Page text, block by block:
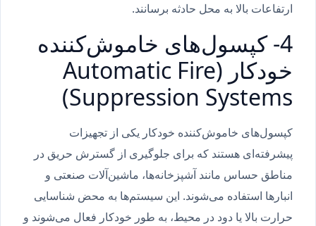
ارتفاعات بالا به محل حادثه برسانند.
4- کپسول‌های خاموش‌کننده
خودکار (Automatic Fire
Suppression Systems)
کپسول‌های خاموش‌کننده خودکار یکی از تجهیزات
پیشرفته‌ای هستند که برای جلوگیری از گسترش حریق در
مناطق حساس مانند آشپزخانه‌ها، ماشین‌آلات صنعتی و
انبارها استفاده می‌شوند. این سیستم‌ها به محض شناسایی
حرارت بالا یا دود در محیط، به طور خودکار فعال می‌شوند و